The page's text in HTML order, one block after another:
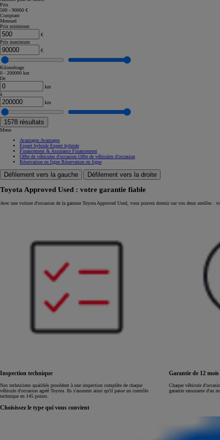
Corolla Touring Sports
À partir de
Prix
500 - 90000 €
Comptant
Mensuel
Prix minimum
€
Prix maximum
€
Kilométrage
0 - 200000 km
De
km
à
km
1578 résultats
Menu
Avantages Avantages
Expert hybride Expert hybride
Financement & Assurance Financement
Offre de véhicules d'occasion Offre de véhicules d'occasion
Réservation en ligne Réservation en ligne
Défilement vers la gauche Défilement vers la droite
Toyota Approved Used : votre garantie fiable
Avec une voiture d'occasion de la gamme Toyota Approved Used, vous pouvez dormir sur vos deux oreilles :
Inspection technique
Nos techniciens qualifiés procèdent à une inspection complète de chaque
véhicule d'occasion agréé Toyota. Ils s'assurent ainsi qu'il passe un contrôle
technique en 145 points.
Garantie de 12
Chaque véhicule
garantie rassurante d'au
Choisissez le type qui vous convient